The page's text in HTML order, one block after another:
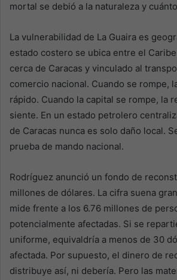
mortal se debió a la naturaleza y
La vulnerabilidad de La Guaira es
estado costero se ubica entre el
cerca de Caracas y vinculado al
comercio nacional. Cuando se rompe,
rápido. Cuando la capital se rompe, la
siente. En un estado petrolero
de Caracas nunca es solo daño local.
prueba de mando nacional.
Rodríguez anunció un fondo de
millones de dólares. La cifra suena
mide frente a los 6.76 millones de
potencialmente afectadas. Si se
uniforme, equivaldría a menos de 30
afectada. Por supuesto, el dinero de
distribuye así, ni debería. Pero las